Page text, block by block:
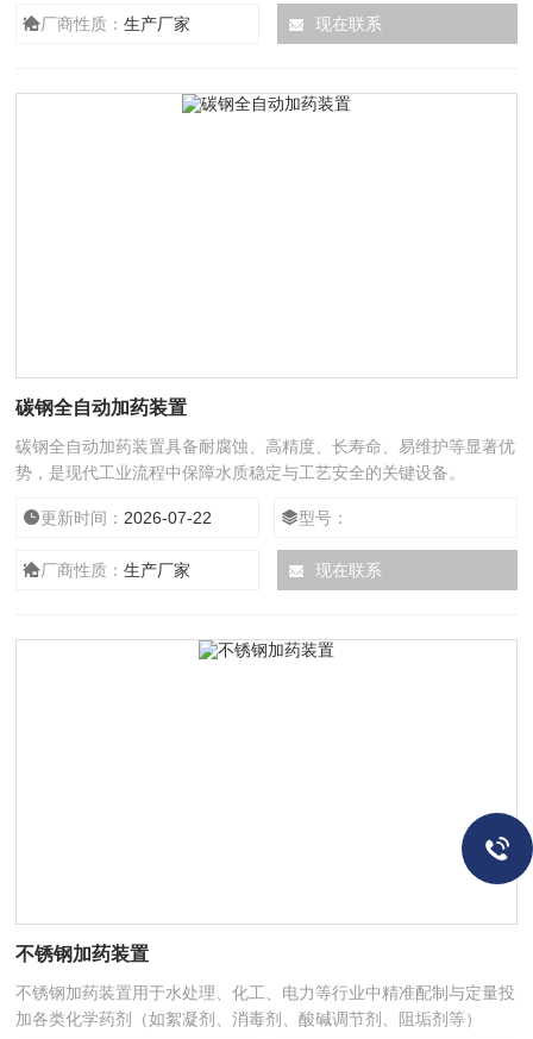
厂商性质：生产厂家 现在联系
碳钢全自动加药装置
碳钢全自动加药装置具备耐腐蚀、高精度、长寿命、易维护等显著优
势，是现代工业流程中保障水质稳定与工艺安全的关键设备。
更新时间： 2026-07-22 型号：
厂商性质：生产厂家 现在联系
不锈钢加药装置
不锈钢加药装置用于水处理、化工、电力等行业中精准配制与定量投
加各类化学药剂（如絮凝剂、消毒剂、酸碱调节剂、阻垢剂等）